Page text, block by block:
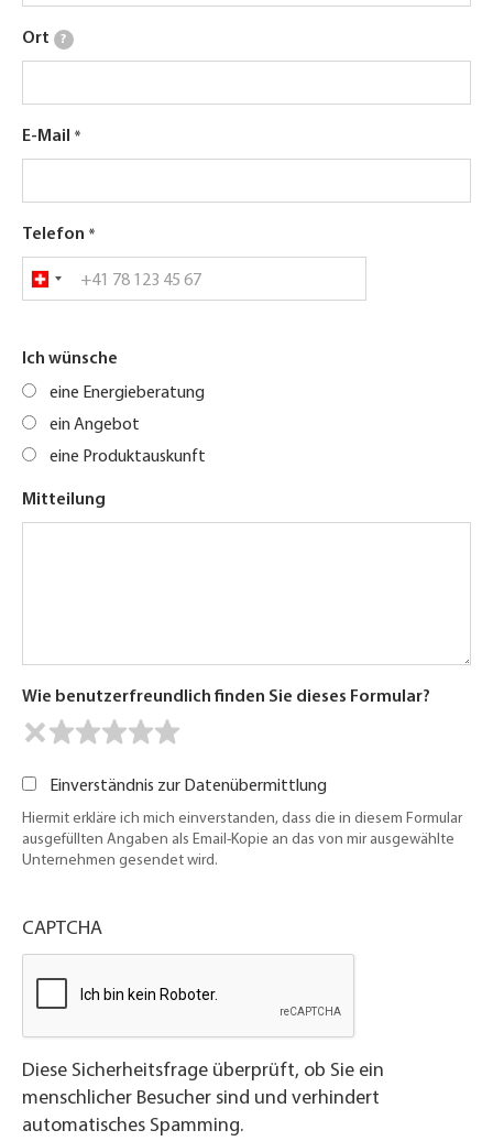
Ort ?
E-Mail
Telefon
Ich wünsche
eine Energieberatung
ein Angebot
eine Produktauskunft
Mitteilung
Wie benutzerfreundlich finden Sie dieses Formular?
Einverständnis zur Datenübermittlung
Hiermit erkläre ich mich einverstanden, dass die in diesem Formular
ausgefüllten Angaben als Email-Kopie an das von mir ausgewählte
Unternehmen gesendet wird.
CAPTCHA
Diese Sicherheitsfrage überprüft, ob Sie ein
menschlicher Besucher sind und verhindert
automatisches Spamming.